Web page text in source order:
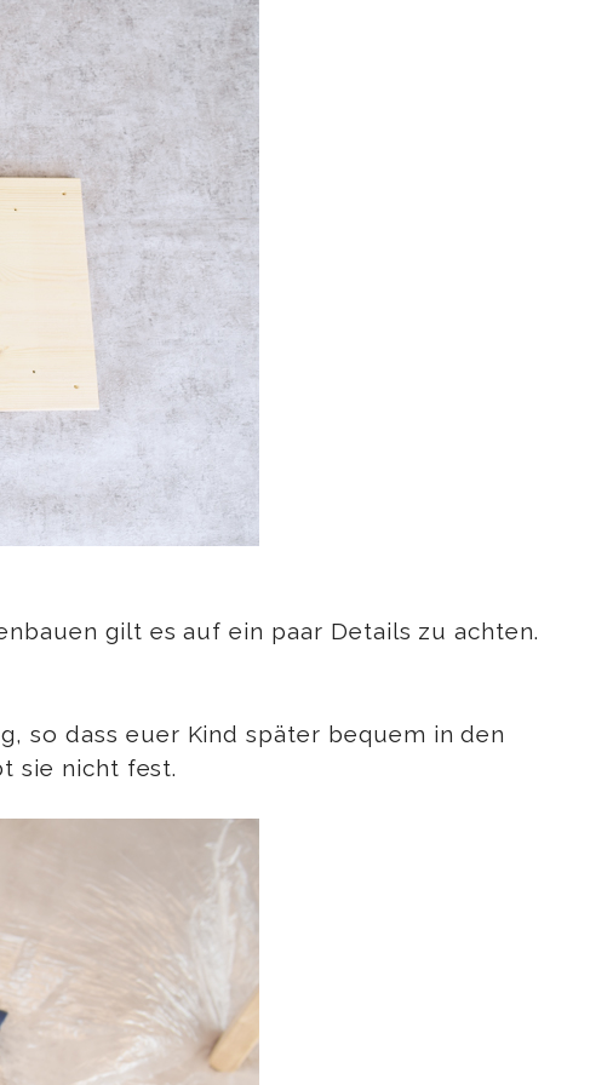
gilt es auf ein paar Details zu achten.
so dass euer Kind später bequem in den
sie nicht fest.